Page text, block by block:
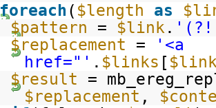
foreach ( $length as
$pattern = $link.
$replacement =
'<a
href="' . $links [
$result
=
$replacement ,